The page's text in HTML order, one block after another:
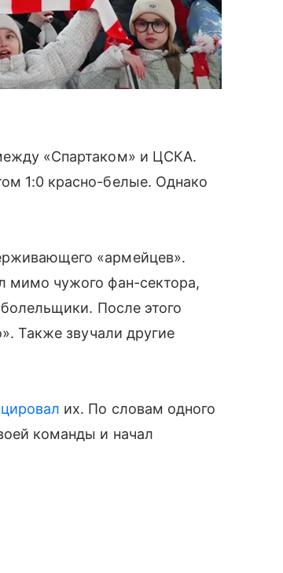
«Спартаком» и ЦСКА.
1:0 красно-белые. Однако
«армейцев».
мимо чужого фан-сектора,
После этого
Также звучали другие
их. По словам одного
команды и начал